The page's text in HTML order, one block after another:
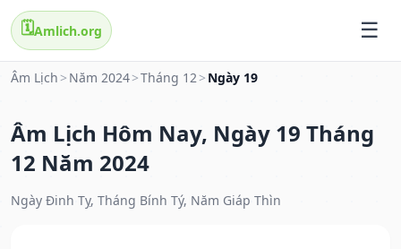
🗓️Amlich.org
Âm Lịch > Năm 2024>Tháng 12> Ngày 19
Âm Lịch Hôm Nay, Ngày 19 Tháng
12 Năm 2024
Ngày Đinh Tỵ, Tháng Bính Tý, Năm Giáp Thìn